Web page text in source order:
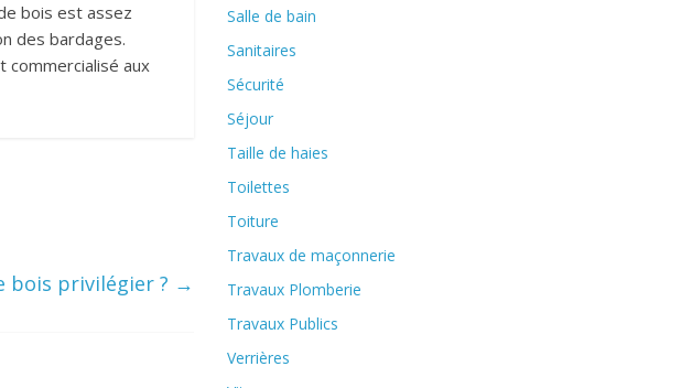
bois est assez
des bardages.
commercialisé aux
bois privilégier ? →
Salle de bain
Sanitaires
Sécurité
Séjour
Taille de haies
Toilettes
Toiture
Travaux de maçonnerie
Travaux Plomberie
Travaux Publics
Verrières